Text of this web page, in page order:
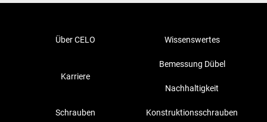
Über CELO Wissenswertes
Karriere
Bemessung Dübel
Nachhaltigkeit
Schrauben Konstruktionsschrauben